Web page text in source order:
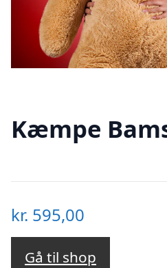
Kæmpe
kr. 595,00
Gå til shop